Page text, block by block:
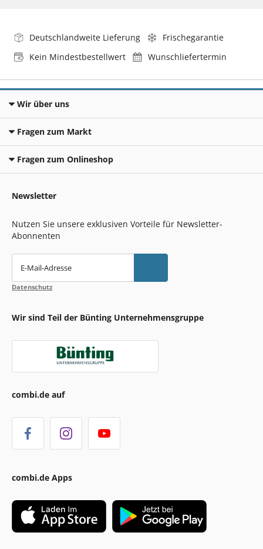
Deutschlandweite Lieferung
Frischegarantie
Kein Mindestbestellwert
Wunschliefertermin
Wir über uns
Fragen zum Markt
Fragen zum Onlineshop
Newsletter
Nutzen Sie unsere exklusiven Vorteile für Newsletter-
Abonnenten
E-Mail-Adresse
Datenschutz
Wir sind Teil der Bünting Unternehmensgruppe
combi.de auf
combi.de Apps